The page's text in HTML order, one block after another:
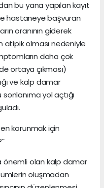
bu yana yapılan kayıt
hastaneye başvuran
oranının giderek
atipik olması nedeniyle
daha çok
ortaya çıkması)
ve kalp damar
yol açtığı
korunmak için
önemli olan kalp damar
oluşmadan